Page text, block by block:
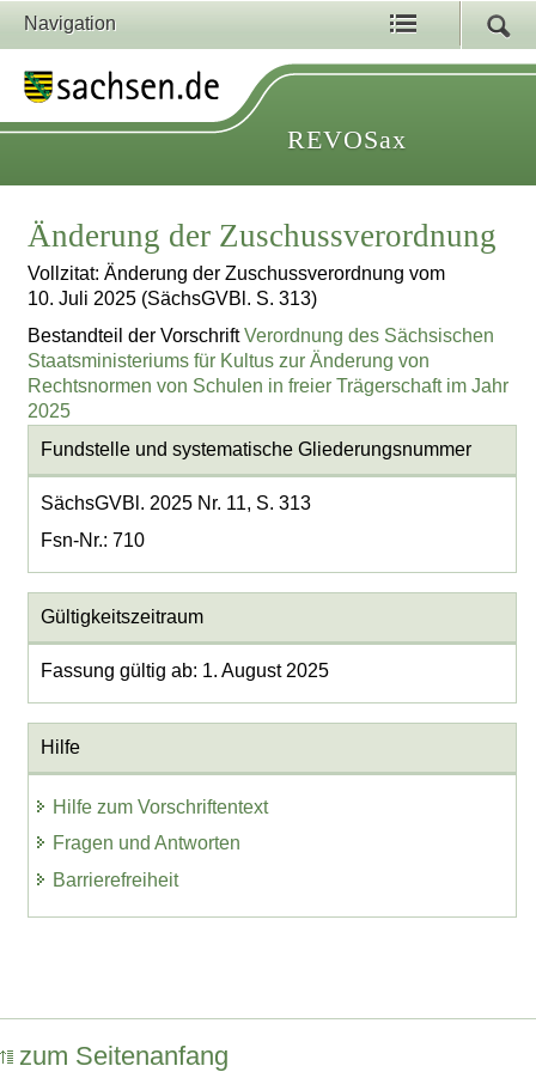
Navigation
REVOSax
Änderung der Zuschussverordnung
Vollzitat: Änderung der Zuschussverordnung vom
10. Juli 2025 (SächsGVBl. S. 313)
Bestandteil der VorschriftVerordnung des Sächsischen
Staatsministeriums für Kultus zur Änderung von
Rechtsnormen von Schulen in freier Trägerschaft im Jahr
2025
Fundstelle und systematische Gliederungsnummer
SächsGVBl. 2025 Nr. 11, S. 313
Fsn-Nr.: 710
Gültigkeitszeitraum
Fassung gültig ab: 1. August 2025
Hilfe
Hilfe zum Vorschriftentext
Fragen und Antworten
Barrierefreiheit
zum Seitenanfang